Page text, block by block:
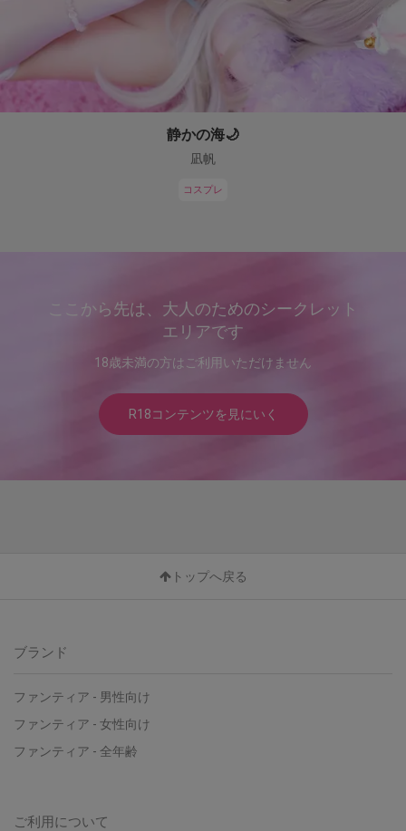
静かの海🌙
凪帆
コスプレ
ここから先は、大人のためのシークレット
エリアです
18歳未満の方はご利用いただけません
R18コンテンツを見にいく
トップへ戻る
ブランド
ファンティア - 男性向け
ファンティア - 女性向け
ファンティア - 全年齢
ご利用について